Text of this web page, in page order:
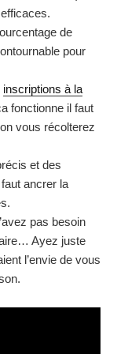
de
pour
inscriptions à la
fonctionne il faut
vous récolterez
et des
ancrer la
pas besoin
Ayez juste
l’envie de vous